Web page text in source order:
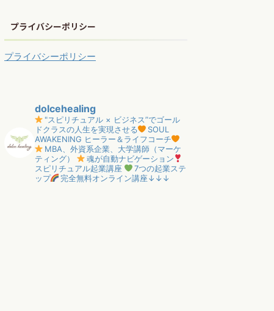
プライバシーポリシー
プライバシーポリシー
dolcehealing
"スピリチュアル × ビジネス”でゴール
ドクラスの人生を実現させる
SOUL
AWAKENING ヒーラー＆ライフコーチ
MBA、外資系企業、大学講師（マーケ
ティング）
魂が自動ナビゲーション
スピリチュアル起業講座
7つの起業ステ
ップ
完全無料オンライン講座↓↓↓